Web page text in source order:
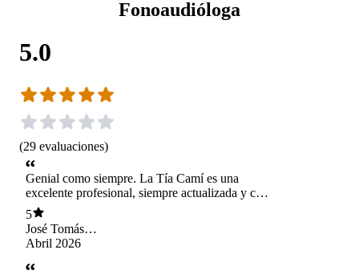
Fonoaudióloga
5.0
(29 evaluaciones)
Genial como siempre. La Tía Camí es una
excelente profesional, siempre actualizada y con
una llegada muy buena con los niños. Siempre
que puedo la recomiendo porque es buenísima
en todos los aspectos
5
José Tomás
González Silva
Abril 2026